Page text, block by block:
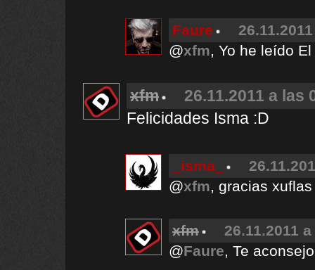
Faure
@xfm, Yo he leído
xfm
26.11.2011 a las
Felicidades Isma :D
_isma_
@xfm, gracias
xfm
26.11.2011
@Faure, Te